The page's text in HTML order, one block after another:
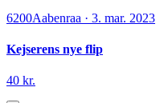
6200Aabenraa · 3. mar. 2023
Kejserens nye flip
40 kr.